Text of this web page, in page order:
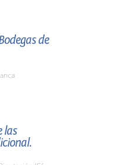
de
las